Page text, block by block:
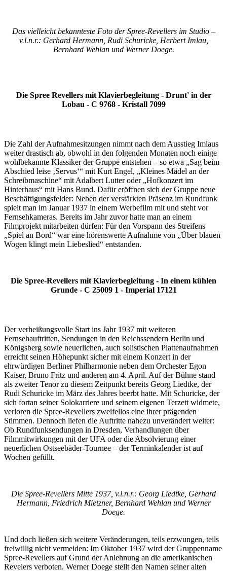
Das vielleicht bekannteste Foto der Spree-Revellers im Studio –
v.l.n.r.: Gerhard Hermann, Rudi Schuricke, Herbert Imlau,
Bernhard Wehlan und Werner Doege.
Die Spree Revellers mit Klavierbegleitung - Drunt' in der
Lobau - C 9768 - Kristall 7099
Die Zahl der Aufnahmesitzungen nimmt nach dem Ausstieg Imlaus
weiter drastisch ab, obwohl in den folgenden Monaten noch einige
wohlbekannte Klassiker der Gruppe entstehen – so etwa „Sag beim
Abschied leise ‚Servus‘“ mit Kurt Engel, „Kleines Mädel an der
Schreibmaschine“ mit Adalbert Lutter oder „Hofkonzert im
Hinterhaus“ mit Hans Bund. Dafür eröffnen sich der Gruppe neue
Beschäftigungsfelder: Neben der verstärkten Präsenz im Rundfunk
spielt man im Januar 1937 in einem Werbefilm mit und steht vor
Fernsehkameras. Bereits im Jahr zuvor hatte man an einem
Filmprojekt mitarbeiten dürfen: Für den Vorspann des Streifens
„Spiel an Bord“ war eine hörenswerte Aufnahme von „Über blauen
Wogen klingt mein Liebeslied“ entstanden.
Die Spree-Revellers mit Klavierbegleitung - In einem kühlen
Grunde - C 25009 1 - Imperial 17121
Der verheißungsvolle Start ins Jahr 1937 mit weiteren
Fernsehauftritten, Sendungen in den Reichssendern Berlin und
Königsberg sowie neuerlichen, auch solistischen Plattenaufnahmen
erreicht seinen Höhepunkt sicher mit einem Konzert in der
ehrwürdigen Berliner Philharmonie neben dem Orchester Egon
Kaiser, Bruno Fritz und anderen am 4. April. Auf der Bühne stand
als zweiter Tenor zu diesem Zeitpunkt bereits Georg Liedtke, der
Rudi Schuricke im März des Jahres beerbt hatte. Mit Schuricke, der
sich fortan seiner Solokarriere und seinem eigenen Terzett widmete,
verloren die Spree-Revellers zweifellos eine ihrer prägenden
Stimmen. Dennoch liefen die Auftritte nahezu unverändert weiter:
Ob Rundfunksendungen in Dresden, Verhandlungen über
Filmmitwirkungen mit der UFA oder die Absolvierung einer
neuerlichen Ostseebäder-Tournee – der Terminkalender ist auf
Wochen gefüllt.
Die Spree-Revellers Mitte 1937, v.l.n.r.: Georg Liedtke, Gerhard
Hermann, Friedrich Mietzner, Bernhard Wehlan und Werner
Doege.
Und doch ließen sich weitere Veränderungen, teils erzwungen, teils
freiwillig nicht vermeiden: Im Oktober 1937 wird der Gruppenname
Spree-Revellers auf Grund der Anlehnung an die amerikanischen
Revelers verboten. Werner Doege stellt den Namen seiner alten